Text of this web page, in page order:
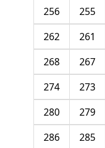
255
256
261
262
267
268
273
274
279
280
285
286